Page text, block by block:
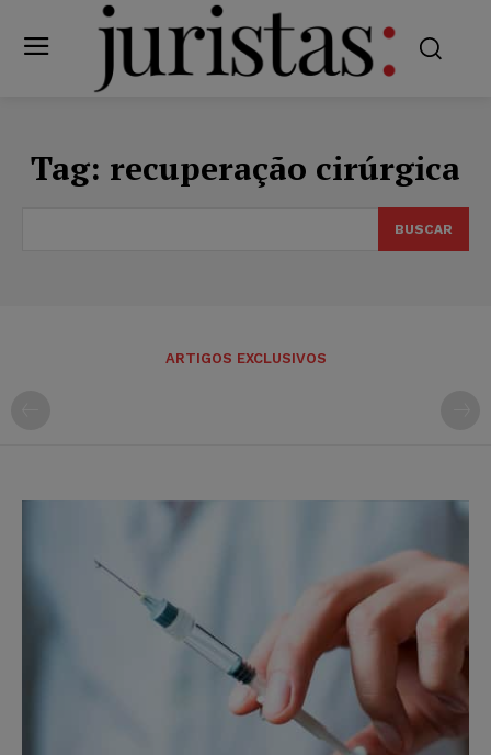
Tag: recuperação cirúrgica
BUSCAR
ARTIGOS EXCLUSIVOS